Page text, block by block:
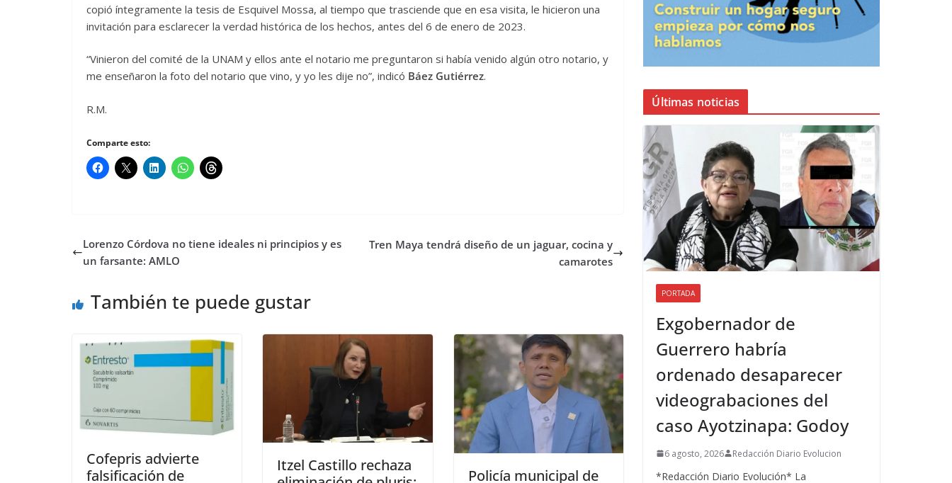
copió íntegramente la tesis de Esquivel Mossa, al tiempo que trasciende que en esa visita, le hicieron una
invitación para esclarecer la verdad histórica de los hechos, antes del 6 de enero de 2023.
“Vinieron del comité de la UNAM y ellos ante el notario me preguntaron si había venido algún otro notario, y
me enseñaron la foto del notario que vino, y yo les dije no”, indicó Báez Gutiérrez.
R.M.
Comparte esto:
Lorenzo Córdova no tiene ideales ni principios y es
un farsante: AMLO
Tren Maya tendrá diseño de un jaguar, cocina y
camarotes
También te puede gustar
Cofepris advierte
falsificación de
Itzel Castillo rechaza
Policía municipal de
Últimas noticias
PORTADA
Exgobernador de
Guerrero habría
ordenado desaparecer
videograbaciones del
caso Ayotzinapa: Godoy
6 agosto, 2026 Redacción Diario Evolucion
*Redacción Diario Evolución* La